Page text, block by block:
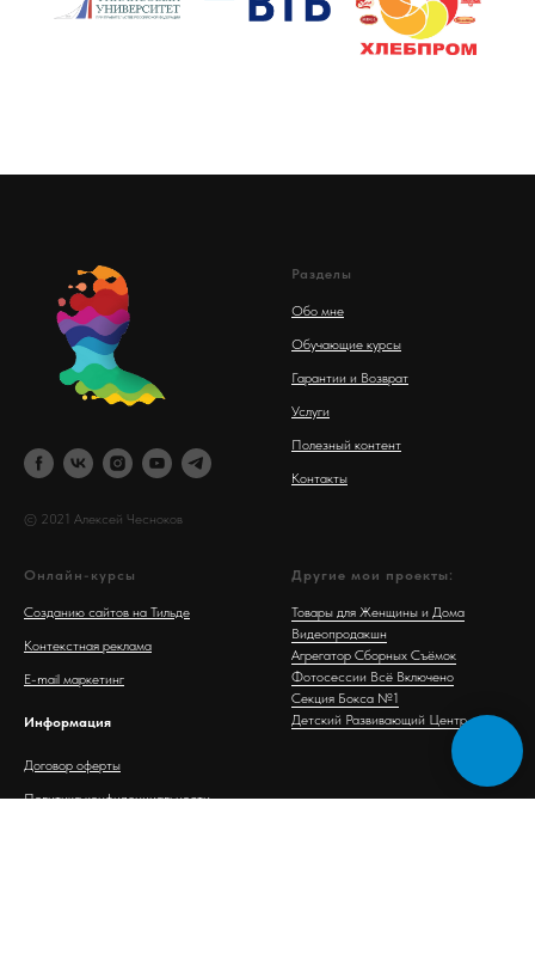
© 2021 Алексей Чесноков
Разделы
Обо мне
Обучающие курсы
Гарантии и Возврат
Услуги
Полезный контент
Контакты
Онлайн-курсы
Созданию сайтов на Тильде
Контекстная реклама
E-mail маркетинг
Информация
Договор оферты
Политика конфиденциальности
Другие мои проекты :
Товары для Женщины и Дома
Видеопродакшн
Агрегатор Сборных Съёмок
Фотосессии Всё Включено
Секция Бокса №1
Детский Развивающий Центр